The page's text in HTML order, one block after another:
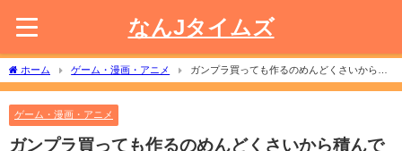
なんJタイムズ
ホーム ゲーム・漫画・アニメ
ガンプラ買っても作るのめんどくさいから積
んでるんやが
ゲーム・漫画・アニメ
ガンプラ買っても作るのめんどくさいから積んで